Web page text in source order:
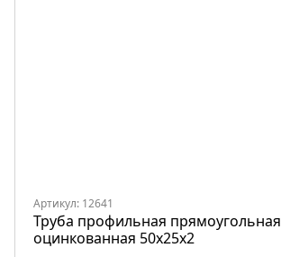
Артикул: 12641
Труба профильная прямоугольная
оцинкованная 50х25х2